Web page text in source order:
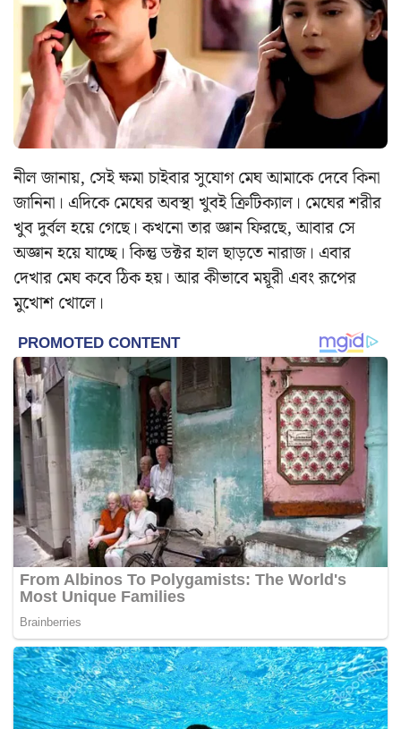
নীল জানায়, সেই ক্ষমা চাইবার সুযোগ মেঘ আমাকে দেবে কিনা
জানিনা। এদিকে মেঘের অবস্থা খুবই ক্রিটিক্যাল। মেঘের শরীর
খুব দুর্বল হয়ে গেছে। কখনো তার জ্ঞান ফিরছে, আবার সে
অজ্ঞান হয়ে যাচ্ছে। কিন্তু ডক্টর হাল ছাড়তে নারাজ। এবার
দেখার মেঘ কবে ঠিক হয়। আর কীভাবে ময়ূরী এবং রূপের
মুখোশ খোলে।